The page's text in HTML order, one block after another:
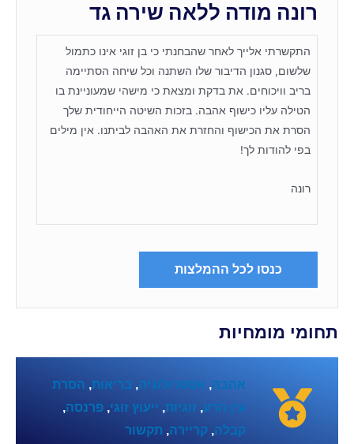
רונה מודה ללאה שירה גד
התקשרתי אלייך לאחר שהבחנתי כי בן זוגי אינו כתמול
שלשום, סגנון הדיבור שלו השתנה וכל שיחה הסתיימה
בריב וויכוחים. את בדקת ומצאת כי מישהי שמעוניינת בו
הטילה עליו כישוף אהבה. בזכות השיטה הייחודית שלך
הסרת את הכישוף והחזרת את האהבה לביתנו. אין מילים
בפי להודות לך!
רונה
כנסו לכל ההמלצות
תחומי מומחיות
אהבה, אסטרולוגיה, בריאות, הסרת
עין הרע, זוגיות, ייעוץ זוגי, פרנסה,
קבלה, קריירה, תקשור